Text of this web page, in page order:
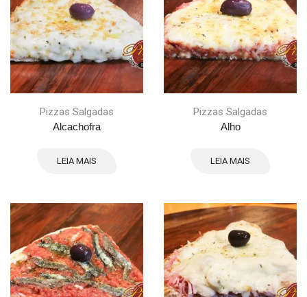
Pizzas Salgadas
Alcachofra
LEIA MAIS
Pizzas Salgadas
Alho
LEIA MAIS